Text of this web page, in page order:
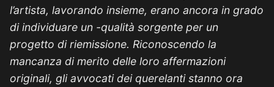
l’artista, lavorando insieme, erano ancora in grado
di individuare un -qualità sorgente per un
progetto di riemissione. Riconoscendo la
mancanza di merito delle loro affermazioni
originali, gli avvocati dei querelanti stanno ora